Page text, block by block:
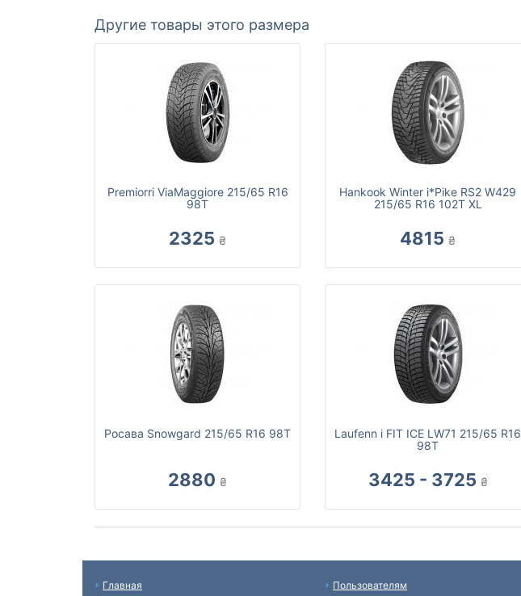
Другие товары этого размера
Premiorri ViaMaggiore 215/65 R16
98T
2325 ₴
Hankook Winter i*Pike RS2 W429
215/65 R16 102T XL
4815 ₴
Росава Snowgard 215/65 R16 98T
2880 ₴
Laufenn i FIT ICE LW71 215/65 R16
98T
3425 - 3725 ₴
Главная Пользователям